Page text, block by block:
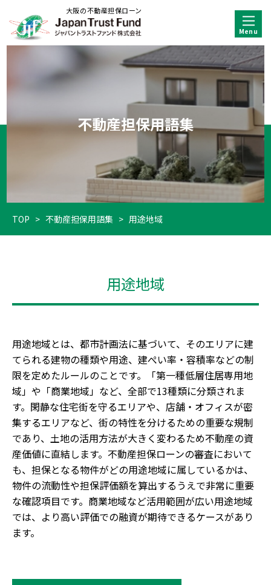
大阪の不動産担保ローン
不動産担保用語集
TOP > 不動産担保用語集 > 用途地域
用途地域
用途地域とは、都市計画法に基づいて、そのエリアに建
てられる建物の種類や用途、建ぺい率・容積率などの制
限を定めたルールのことです。「第一種低層住居専用地
域」や「商業地域」など、全部で13種類に分類されま
す。閑静な住宅街を守るエリアや、店舗・オフィスが密
集するエリアなど、街の特性を分けるための重要な規制
であり、土地の活用方法が大きく変わるため不動産の資
産価値に直結します。不動産担保ローンの審査において
も、担保となる物件がどの用途地域に属しているかは、
物件の流動性や担保評価額を算出するうえで非常に重要
な確認項目です。商業地域など活用範囲が広い用途地域
では、より高い評価での融資が期待できるケースがあり
ます。